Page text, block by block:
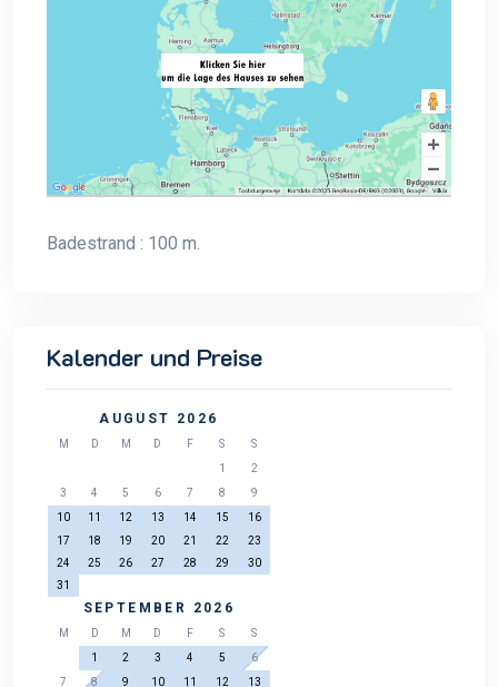
Badestrand : 100 m.
Kalender und Preise
AUGUST 2026
M D M D F S
S
1
2
3
4 5 6 7 8
9
10
11 12 13 14 15
16
17
18 19 20 21 22
23
24
25 26 27 28 29
30
31
SEPTEMBER 2026
M D M D F S
S
1
2 3 4 5
6
7
8 9 10 11 12 13